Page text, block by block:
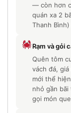
— còn hơn
quán xa 2
Thanh
Rạm và gỏi
Quên tôm
vách đá,
mới thể
nhỏ gần
gọi món